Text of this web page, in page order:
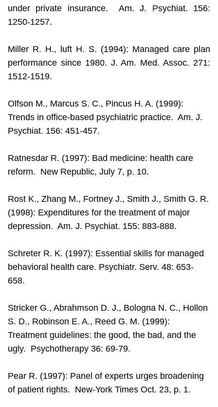
under private insurance.
Am. J. Psychiat. 156:
1250-1257.
Miller R. H., luft H. S. (1994): Managed care plan
performance since 1980. J. Am. Med. Assoc. 271:
1512-1519.
Olfson M., Marcus S. C., Pincus H. A. (1999):
Trends in office-based psychiatric practice. Am. J.
Psychiat. 156: 451-457.
Ratnesdar R. (1997): Bad medicine: health care
reform. New Republic, July 7, p. 10.
Rost K., Zhang M., Fortney J., Smith J., Smith G. R.
(1998): Expenditures for the treatment of major
depression. Am. J. Psychiat. 155: 883-888.
Schreter R. K. (1997): Essential skills for managed
behavioral health care. Psychiatr. Serv. 48: 653-
658.
Stricker G., Abrahmson D. J., Bologna N. C., Hollon
S. D., Robinson E. A., Reed G. M. (1999):
Treatment guidelines: the good, the bad, and the
ugly. Psychotherapy 36: 69-79.
Pear R. (1997): Panel of experts urges broadening
of patient rights. New-York Times Oct. 23, p. 1.